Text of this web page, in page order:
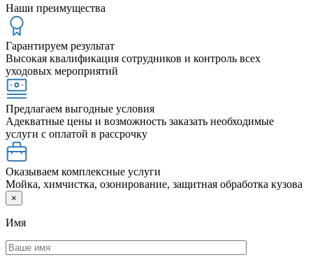
Наши преимущества
Гарантируем результат
Высокая квалификация сотрудников и контроль всех
уходовых мероприятий
Предлагаем выгодные условия
Адекватные цены и возможность заказать необходимые
услуги с оплатой в рассрочку
Оказываем комплексные услуги
Мойка, химчистка, озонирование, защитная обработка кузова
×
Имя